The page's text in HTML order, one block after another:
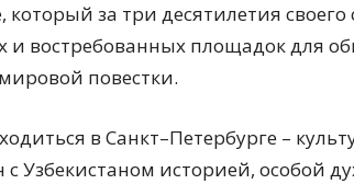
за три десятилетия
и востребованных площадок для
повестки.
в Санкт–Петербурге –
с Узбекистаном историей, особой